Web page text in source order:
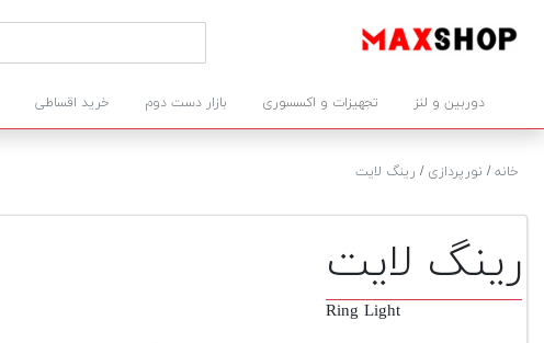
دوربین و لنز تجهیزات و اکسسوری بازار دست دوم خرید اقساطی
خانه/ نورپردازی / رینگ لایت
رینگ لایت
Ring Light